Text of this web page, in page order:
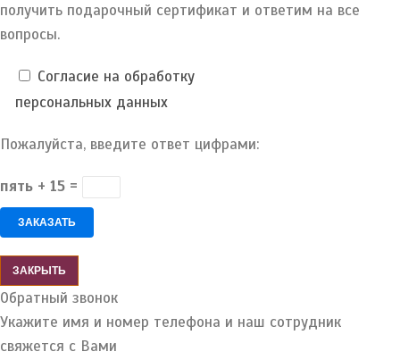
получить подарочный сертификат и ответим на все
вопросы.
Согласие на обработку
персональных данных
Пожалуйста, введите ответ цифрами:
пять + 15 =
ЗАКРЫТЬ
Обратный звонок
Укажите имя и номер телефона и наш сотрудник
свяжется с Вами